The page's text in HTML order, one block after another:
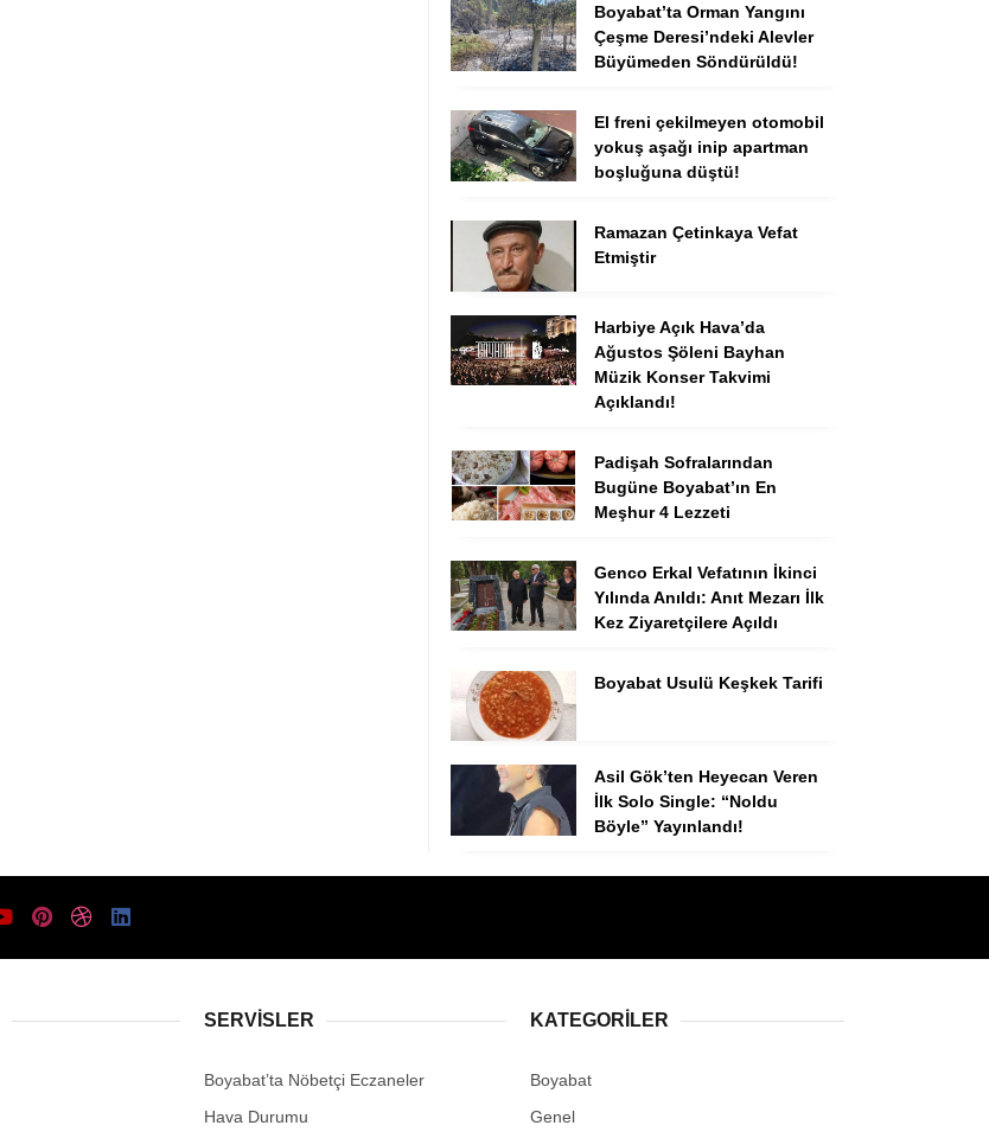
Boyabat’ta Orman Yangını
Çeşme Deresi’ndeki Alevler
Büyümeden Söndürüldü!
El freni çekilmeyen otomobil
yokuş aşağı inip apartman
boşluğuna düştü!
Ramazan Çetinkaya Vefat
Etmiştir
Harbiye Açık Hava’da
Ağustos Şöleni Bayhan
Müzik Konser Takvimi
Açıklandı!
Padişah Sofralarından
Bugüne Boyabat’ın En
Meşhur 4 Lezzeti
Genco Erkal Vefatının İkinci
Yılında Anıldı: Anıt Mezarı İlk
Kez Ziyaretçilere Açıldı
Boyabat Usulü Keşkek Tarifi
Asil Gök’ten Heyecan Veren
İlk Solo Single: “Noldu
Böyle” Yayınlandı!
SERVISLER
Boyabat’ta Nöbetçi Eczaneler
Hava Durumu
KATEGORILER
Boyabat
Genel